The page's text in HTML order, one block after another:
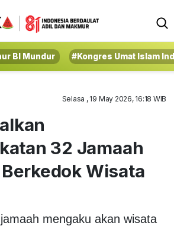
BI Mundur #Kongres Umat Islam
Selasa , 19 May 2026, 16:18 WIB
32 Jamaah
Wisata
mengaku akan wisata